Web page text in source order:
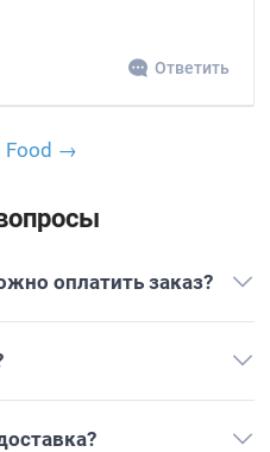
Ответить
Food →
оплатить заказ?